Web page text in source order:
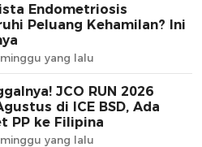
Endometriosis
Peluang Kehamilan? Ini
yang lalu
JCO RUN 2026
di ICE BSD, Ada
PP ke Filipina
yang lalu